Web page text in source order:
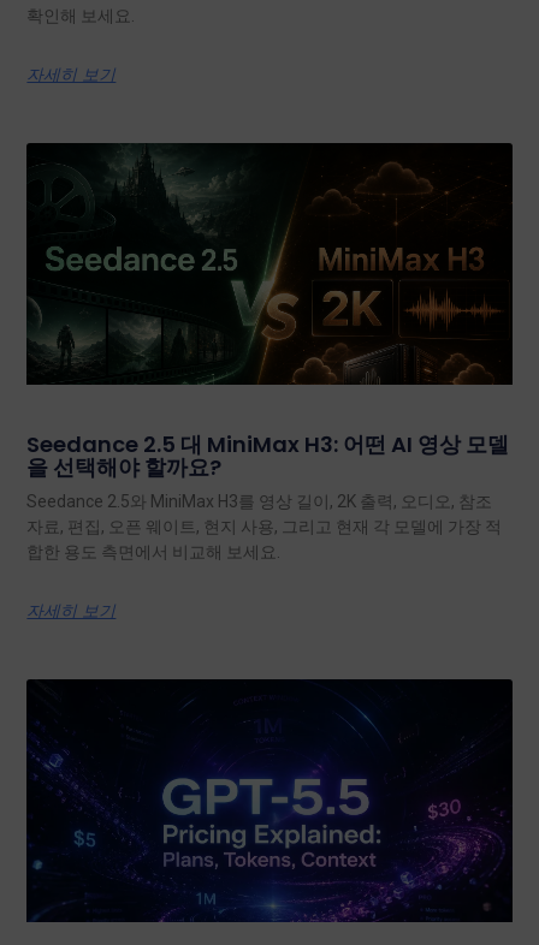
확인해 보세요.
자세히 보기
Seedance 2.5 대 MiniMax H3: 어떤 AI 영상 모델
을 선택해야 할까요?
Seedance 2.5와 MiniMax H3를 영상 길이, 2K 출력, 오디오, 참조
자료, 편집, 오픈 웨이트, 현지 사용, 그리고 현재 각 모델에 가장 적
합한 용도 측면에서 비교해 보세요.
자세히 보기